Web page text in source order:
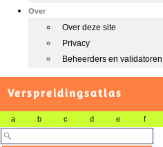
Over
Over deze site
Privacy
Beheerders en validatoren
Verspreidingsatlas
a b c d e f